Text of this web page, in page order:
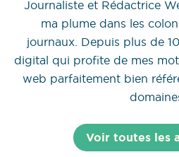
Journaliste et Rédactrice
ma plume dans les
journaux. Depuis plus de
digital qui profite de mes
web parfaitement bien
Voir toutes les